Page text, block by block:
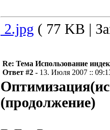
2.jpg ( 77 KB |
Re: Тема Использование
Ответ #2 - 13. Июля 2007 ::
(продолжение)